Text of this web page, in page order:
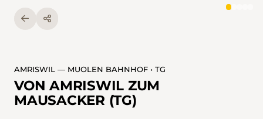
AMRISWIL — MUOLEN BAHNHOF • TG
VON AMRISWIL ZUM
MAUSACKER (TG)